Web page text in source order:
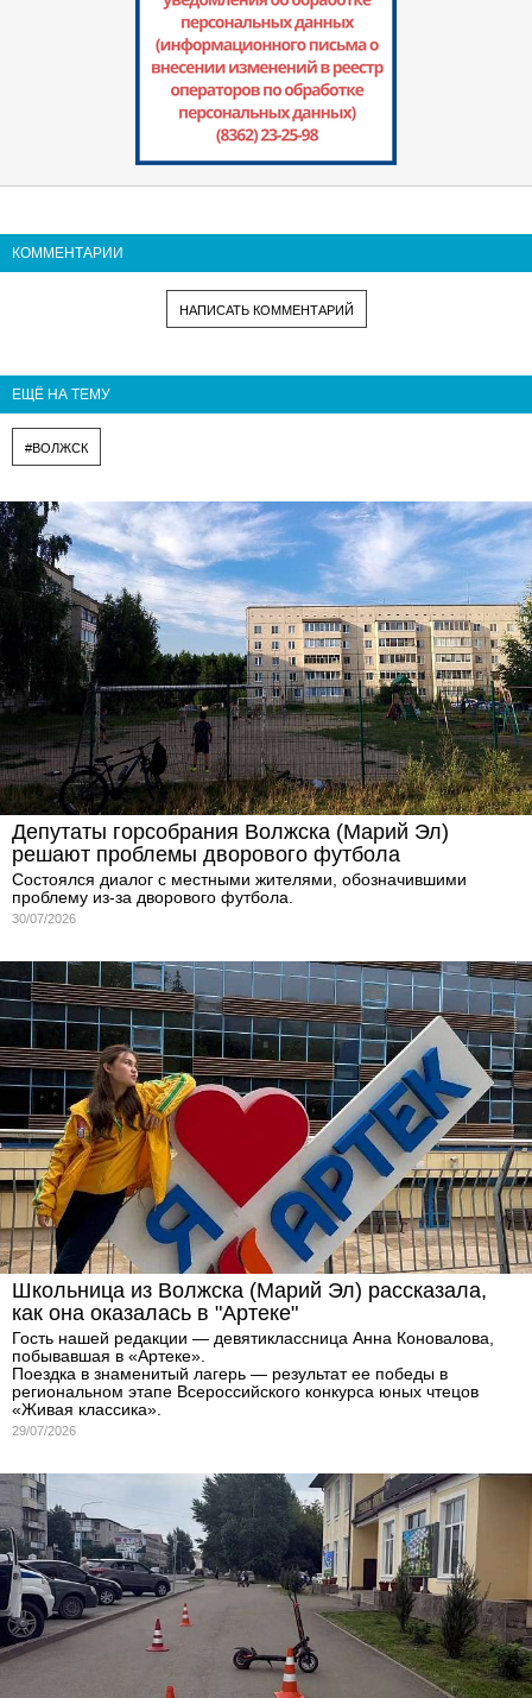
КОММЕНТАРИИ
НАПИСАТЬ КОММЕНТАРИЙ
ЕЩЁ НА ТЕМУ
#ВОЛЖСК
Депутаты горсобрания Волжска (Марий Эл)
решают проблемы дворового футбола
Состоялся диалог с местными жителями, обозначившими
проблему из-за дворового футбола.
30/07/2026
Школьница из Волжска (Марий Эл) рассказала,
как она оказалась в "Артеке"
Гость нашей редакции — девятиклассница Анна Коновалова,
побывавшая в «Артеке».
Поездка в знаменитый лагерь — результат ее победы в
региональном этапе Всероссийского конкурса юных чтецов
«Живая классика».
29/07/2026